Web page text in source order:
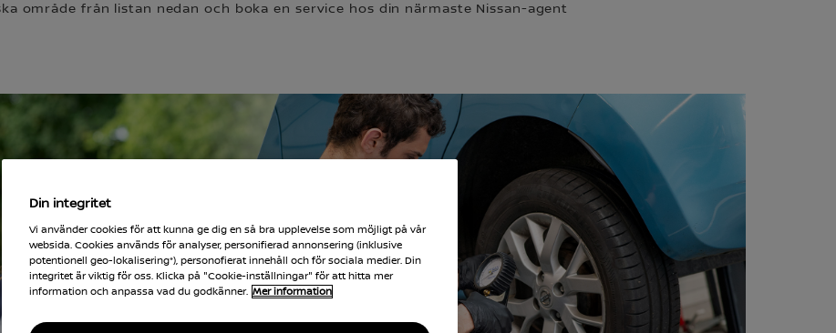
område från listan nedan och boka en service hos din närmaste Nissan-agent
Din integritet
Vi använder cookies för att kunna ge dig en så bra upplevelse som möjligt på vår
websida. Cookies används för analyser, personifierad annonsering (inklusive
potentionell geo-lokalisering*), personofierat innehåll och för sociala medier. Din
integritet är viktig för oss. Klicka på "Cookie-inställningar" för att hitta mer
information och anpassa vad du godkänner. Mer information